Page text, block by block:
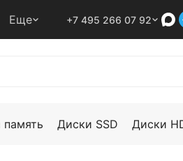
Еще +7 495 266 07 92
память Диски SSD Диски